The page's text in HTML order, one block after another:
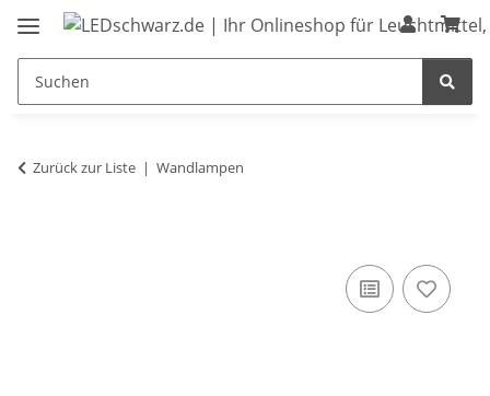
Zurück zur Liste Wandlampen